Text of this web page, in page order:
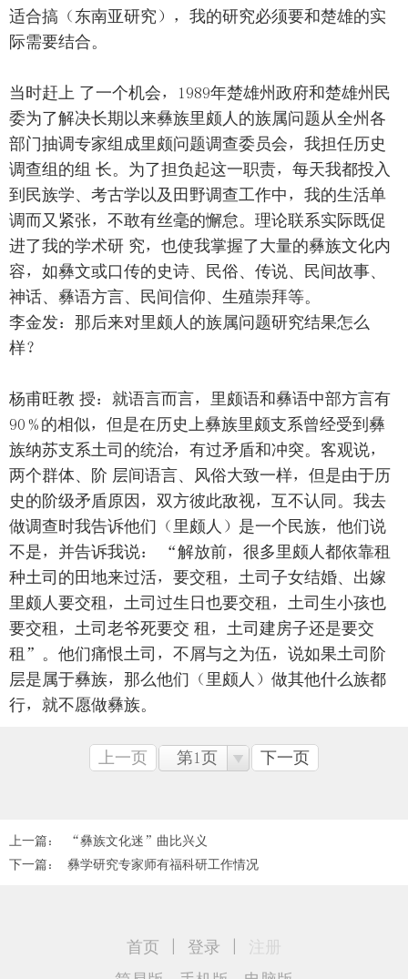
适合搞（东南亚研究），我的研究必须要和楚雄的实
际需要结合。
当时赶上 了一个机会，1989年楚雄州政府和楚雄州民
委为了解决长期以来彝族里颇人的族属问题从全州各
部门抽调专家组成里颇问题调查委员会，我担任历史
调查组的组 长。为了担负起这一职责，每天我都投入
到民族学、考古学以及田野调查工作中，我的生活单
调而又紧张，不敢有丝毫的懈怠。理论联系实际既促
进了我的学术研 究，也使我掌握了大量的彝族文化内
容，如彝文或口传的史诗、民俗、传说、民间故事、
神话、彝语方言、民间信仰、生殖崇拜等。
李金发：那后来对里颇人的族属问题研究结果怎么
样？
杨甫旺教 授：就语言而言，里颇语和彝语中部方言有
90%的相似，但是在历史上彝族里颇支系曾经受到彝
族纳苏支系土司的统治，有过矛盾和冲突。客观说，
两个群体、阶 层间语言、风俗大致一样，但是由于历
史的阶级矛盾原因，双方彼此敌视，互不认同。我去
做调查时我告诉他们（里颇人）是一个民族，他们说
不是，并告诉我说： “解放前，很多里颇人都依靠租
种土司的田地来过活，要交租，土司子女结婚、出嫁
里颇人要交租，土司过生日也要交租，土司生小孩也
要交租，土司老爷死要交 租，土司建房子还是要交
租”。他们痛恨土司，不屑与之为伍，说如果土司阶
层是属于彝族，那么他们（里颇人）做其他什么族都
行，就不愿做彝族。
上一页 第1页 下一页
上一篇：
“彝族文化迷”曲比兴义
下一篇：
彝学研究专家师有福科研工作情况
首页 登录
注册